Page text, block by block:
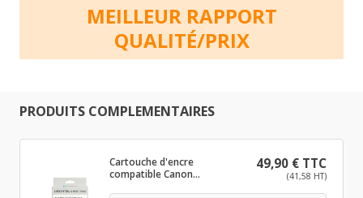
MEILLEUR RAPPORT
QUALITÉ/PRIX
PRODUITS COMPLEMENTAIRES
Cartouche d'encre
compatible Canon
49,90 € TTC
(41,58 HT)